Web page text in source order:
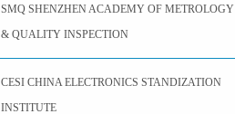
SMQ SHENZHEN ACADEMY OF METROLOGY
& QUALITY INSPECTION
CESI CHINA ELECTRONICS STANDIZATION
INSTITUTE